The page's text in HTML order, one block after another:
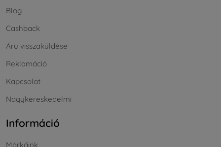
Blog
Cashback
Áru visszaküldése
Reklamáció
Kapcsolat
Nagykereskedelmi
Információ
Márkáink